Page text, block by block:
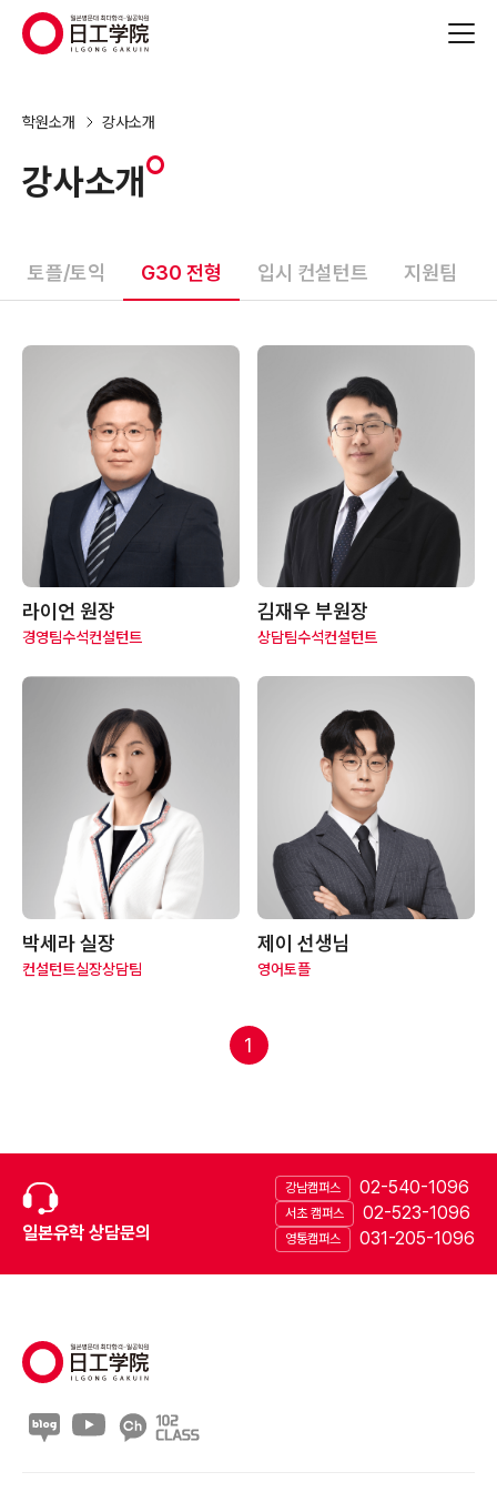
(주)지원에듀
학원소개 강사소개
강사소개
토플/토익 G30 전형 입시 컨설턴트 지원팀
라이언 원장
경영팀수석컨설턴트
김재우 부원장
상담팀수석컨설턴트
박세라 실장
컨설턴트실장상담팀
제이 선생님
영어토플
1
일본유학 상담문의
강남캠퍼스 02-540-1096
서초 캠퍼스 02-523-1096
영통캠퍼스 031-205-1096